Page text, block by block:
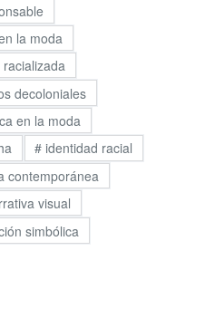
la moda
decoloniales
en la moda
# identidad racial
contemporánea
visual
simbólica